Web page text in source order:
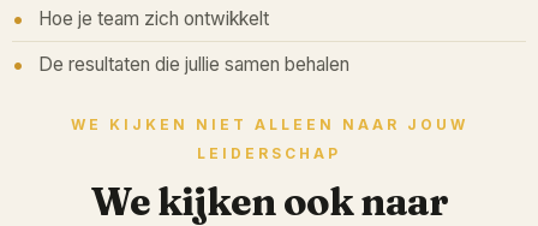
Hoe je team zich ontwikkelt
De resultaten die jullie samen behalen
WE KIJKEN NIET ALLEEN NAAR JOUW
LEIDERSCHAP
We kijken ook naar